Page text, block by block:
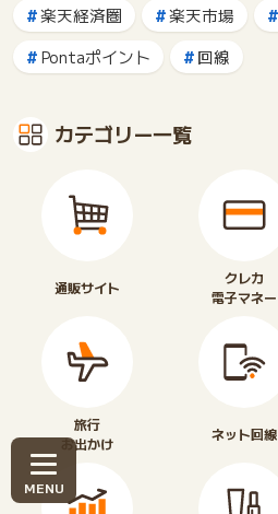
楽天経済圏
楽天市場
Pontaポイント
回線
カテゴリー一覧
通販サイト
クレカ
電子マネー
旅行
お出かけ
ネット回線